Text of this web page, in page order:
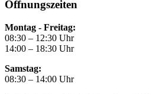
Öffnungszeiten
Montag - Freitag:
08:30 – 12:30 Uhr
14:00 – 18:30 Uhr
Samstag:
08:30 – 14:00 Uhr